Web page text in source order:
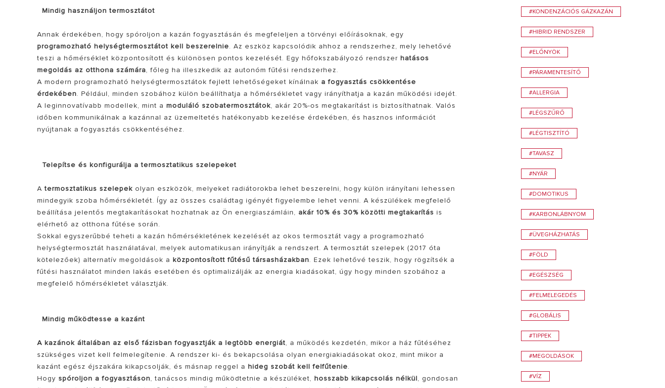
Mindig használjon termosztátot
Annak érdekében, hogy spóroljon a kazán fogyasztásán és megfeleljen a törvényi előírásoknak, egy
programozható helységtermosztátot kell beszerelnie. Az eszköz kapcsolódik ahhoz a rendszerhez, mely lehetővé
teszi a hőmérséklet központosított és különösen pontos kezelését. Egy hőfokszabályozó rendszerhatásos
megoldás az otthona számára, főleg ha illeszkedik az autonóm fűtési rendszerhez.
A modern programozható helységtermosztátok fejlett lehetőségeket kínálnak a fogyasztás csökkentése
érdekében. Például, minden szobához külön beállíthatja a hőmérsékletet vagy irányíthatja a kazán működési idejét.
A leginnovatívabb modellek, mint amoduláló szobatermosztátok, akár 20%-os megtakarítást is biztosíthatnak. Valós
időben kommunikálnak a kazánnal az üzemeltetés hatékonyabb kezelése érdekében, és hasznos információt
nyújtanak a fogyasztás csökkentéséhez.
Telepítse és konfigurálja a termosztatikus szelepeket
Atermosztatikus szelepek olyan eszközök, melyeket radiátorokba lehet beszerelni, hogy külön irányítani lehessen
mindegyik szoba hőmérsékletét. Így az összes családtag igényét figyelembe lehet venni. A készülékek megfelelő
beállítása jelentős megtakarításokat hozhatnak az Ön energiaszámláin, akár 10% és 30% közötti megtakarítás is
elérhető az otthona fűtése során.
Sokkal egyszerűbbé teheti a kazán hőmérsékletének kezelését az okos termosztát vagy a programozható
helységtermosztát használatával, melyek automatikusan irányítják a rendszert. A termosztát szelepek (2017 óta
kötelezőek) alternatív megoldások aközpontosított fűtésű társasházakban. Ezek lehetővé teszik, hogy rögzítsék a
fűtési használatot minden lakás esetében és optimalizálják az energia kiadásokat, úgy hogy minden szobához a
megfelelő hőmérsékletet választják.
Mindig működtesse a kazánt
A kazánok általában az első fázisban fogyasztják a legtöbb energiát, a működés kezdetén, mikor a ház fűtéséhez
szükséges vizet kell felmelegítenie. A rendszer ki- és bekapcsolása olyan energiakiadásokat okoz, mint mikor a
kazánt egész éjszakára kikapcsolják, és másnap reggel ahideg szobát kell felfűtenie.
Hogyspóroljon a fogyasztáson, tanácsos mindig működtetnie a készüléket,hosszabb kikapcsolás nélkül, gondosan
#KONDENZÁCIÓS GÁZKAZÁN
#HIBRID RENDSZER
#ELŐNYÖK
#PÁRAMENTESÍTŐ
#ALLERGIA
#LÉGSZŰRŐ
#LÉGTISZTÍTÓ
#TAVASZ
#NYÁR
#DOMOTIKUS
#KARBONLÁBNYOM
#ÜVEGHÁZHATÁS
#FÖLD
#EGÉSZSÉG
#FELMELEGEDÉS
#GLOBÁLIS
#TIPPEK
#MEGOLDÁSOK
#VÍZ